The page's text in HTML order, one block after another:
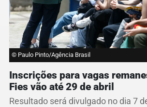
© Paulo Pinto/Agência Brasil
Inscrições para vagas
Fies vão até 29 de abril
Resultado será divulgado no dia 7